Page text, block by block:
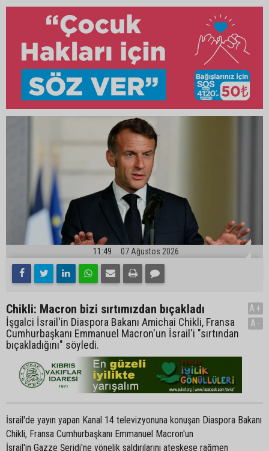
11:49 07 Ağustos 2026
Chikli: Macron bizi sırtımızdan bıçakladı
İşgalci İsrail'in Diaspora Bakanı Amichai Chikli, Fransa
Cumhurbaşkanı Emmanuel Macron'un İsrail'i "sırtından
bıçakladığını" söyledi.
A+
A-
İsrail'de yayın yapan Kanal 14 televizyonuna konuşan Diaspora Bakanı
Chikli, Fransa Cumhurbaşkanı Emmanuel Macron'un
İsrail'in Gazze Şeridi'ne yönelik saldırılarını ateşkese rağmen